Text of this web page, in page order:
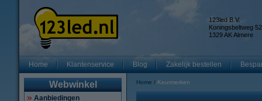
123led B.V.
Koningsbeltweg 52
1329 AK Almere
Home Klantenservice Blog Zakelijk bestellen
Webwinkel
Aanbiedingen
Home Keurmerken